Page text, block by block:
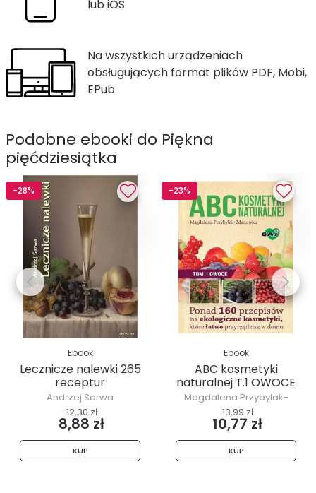
lub iOS
Na wszystkich urządzeniach
obsługujących format plików PDF, Mobi,
EPub
Podobne ebooki do Piękna
pięćdziesiątka
-28%
Ebook
Lecznicze nalewki 265
receptur
Andrzej Sarwa
12,30 zł
8,88 zł
KUP
-23%
Ebook
ABC kosmetyki
naturalnej T.1 OWOCE
Magdalena Przybylak-
Zdanowicz
13,99 zł
10,77 zł
KUP